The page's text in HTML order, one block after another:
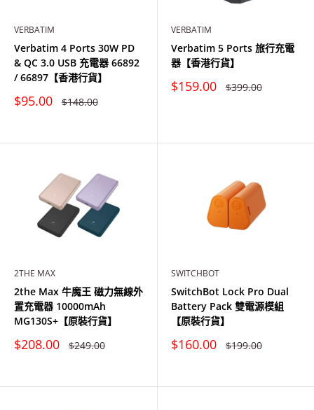
VERBATIM
Verbatim 4 Ports 30W PD
& QC 3.0 USB 充電器 66892
/ 66897【香港行貨】
特
$95.00 原
$148.00
VERBATIM
Verbatim 5 Ports 旅行充電
器【香港行貨】
特
$159.00 原
$399.00
2THE MAX
2the Max 牛魔王 磁力無線外
置充電器 10000mAh
MG130S+【原裝行貨】
特
$208.00 原
$249.00
SWITCHBOT
SwitchBot Lock Pro Dual
Battery Pack 雙電源模組
【原裝行貨】
特
$160.00 原
$199.00